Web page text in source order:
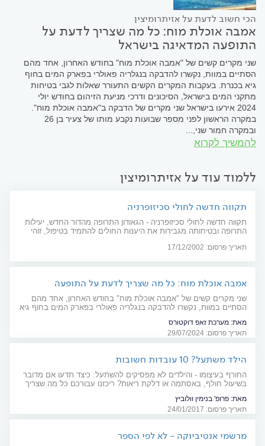
הכי חשוב לדעת על אזיתרומיצין
אמבה אוכלת מוח: כל מה שצריך לדעת על
התופעה המדאיגה בישראל
שני מקרים קשים של "אמבה אוכלת מוח" בחודש האחרון, אחד מהם
הסתיים במוות, נקשרו להדבקה בנגלריה פאולרי בפארק המים בחוף
גיא בכנרת. בעקבות המקרים הקשים התעורר שאלות לגבי בטיחות
מתקני המים בישראל, הסיכונים ודרכי מניעת הזיהום בחודש יולי
2024 אירעו בישראל שני מקרים של הדבקה ב"אמבה אוכלת מוח".
במקרה הראשון לפני מספר שבועות נקבע מותו של צעיר בן 26
ובמקרה חמור שני,...
להמשיך לקרוא
ללמוד עוד על אזיתרומיצין
תקווה חדשה לחולי סכיזופרניה
תקווה חדשה לחולי סכיזופרניה - הגאודון התרופה מהדור החדש, יעילות
התרופה ובטיחותה מגבירות את היענות החולים להתמיד בטיפול, זוהי
בזריקה בעת התקף, בנוסף לטיפול בכדורים.
תאריך פרסום: 17/12/2002
אמבה אוכלת מוח: כל מה שצריך לדעת על התופעה
המדאיגה בישראל
שני מקרים קשים של "אמבה אוכלת מוח" בחודש האחרון, אחד מהם
הסתיים במוות, נקשרו להדבקה בנגלריה פאולרי בפארק המים בחוף גיא
המים בישראל, הסיכונים ודרכי מניעת הזיהום
מאת: מערכת זאפ דוקטורס
תאריך פרסום: 29/07/2024
הילד משתעל? 10 עובדות חשובות
החורף בעיצומו - והילדים לא מפסיקים להשתעל: כיצד תדעו אם מדובר
בשיעול חולף, באסתמה או דלקת ריאות? ריכזנו עבורכם כל מה שצריך
מאת: פרופ' בנימין וולוביץ
תאריך פרסום: 24/01/2017
מרשמי אנטיביוקה - לא לפי הספר